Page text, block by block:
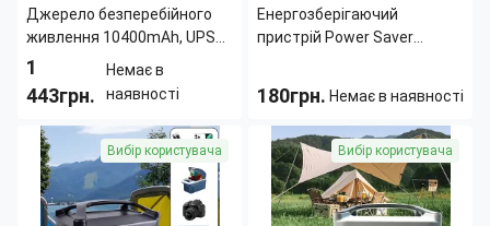
Джерело безперебійного
живлення 10400mAh, UPS
безперебійник для роутера
DC1018P 18 Вт 5/9/12В
1
443грн.
Немає в
наявності
Длина:160 мм
Ширина:
105 мм
Цвет корпуса:
Черный
Высота:
35 мм
Индикация:Световая
Енергозберігаючий
пристрій Power Saver
180грн. Немає в наявності
Страна
производитель:
Германия
Вибір користувача
Вибір користувача